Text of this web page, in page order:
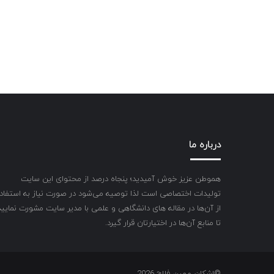
درباره ما
هموطن عزیز خوش آمیدید؛ پنجاه درصد از محتوای این سایت
تولیدات اختصاصی است لذا توصیه می‌شود در صورت نیاز به
از آن‌ها در مقاله های دانشگاهی و علمی با مدیر سایت مشورت
تا منابع آن‌ها در اختیارتان قرار گیرد.